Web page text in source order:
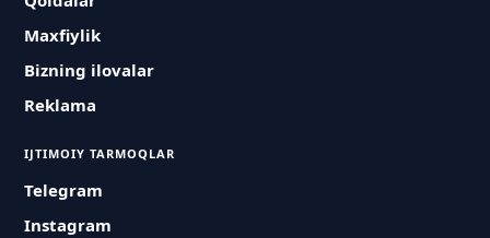
Maxfiylik
Bizning ilovalar
Reklama
IJTIMOIY TARMOQLAR
Telegram
Instagram